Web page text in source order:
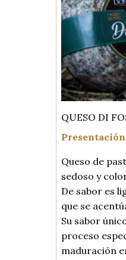
QUESO DI
Queso de
sedoso y
De sabor es
que se
Su sabor
proceso
maduración